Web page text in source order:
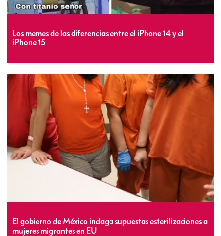
Los memes de las diferencias entre el iPhone 14 y el
iPhone 15
El gobierno de México indaga supuestas esterilizaciones a
mujeres migrantes en EU